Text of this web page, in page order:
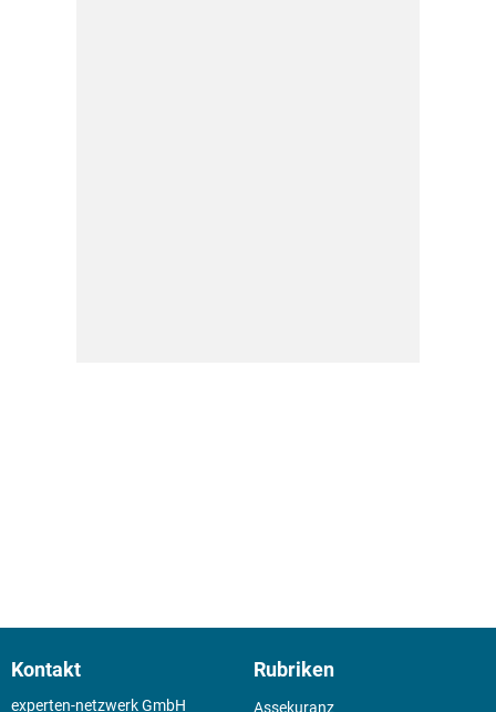
Kontakt
experten-netzwerk GmbH
Rubriken
Assekuranz